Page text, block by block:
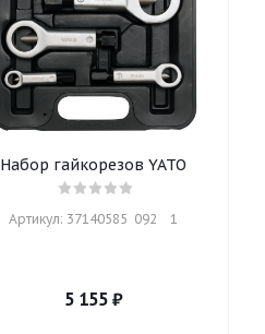
Набор гайкорезов YATO
Артикул: 37140585  092    1
5 155 ₽